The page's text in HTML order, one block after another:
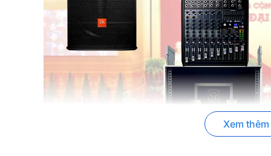
Xem thêm